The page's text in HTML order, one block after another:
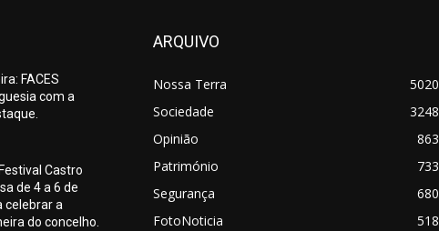
FACES
com a
Castro
de 4 a 6 de
celebrar a
do concelho.
ARQUIVO
Nossa Terra
5020
Sociedade
3248
Opinião
863
Património
733
Segurança
680
FotoNoticia
518